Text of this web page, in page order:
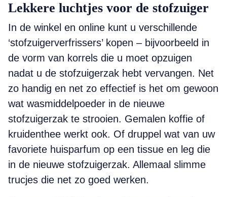
Lekkere luchtjes voor de stofzuiger
In de winkel en online kunt u verschillende
‘stofzuigerverfrissers’ kopen – bijvoorbeeld in
de vorm van korrels die u moet opzuigen
nadat u de stofzuigerzak hebt vervangen. Net
zo handig en net zo effectief is het om gewoon
wat wasmiddelpoeder in de nieuwe
stofzuigerzak te strooien. Gemalen koffie of
kruidenthee werkt ook. Of druppel wat van uw
favoriete huisparfum op een tissue en leg die
in de nieuwe stofzuigerzak. Allemaal slimme
trucjes die net zo goed werken.